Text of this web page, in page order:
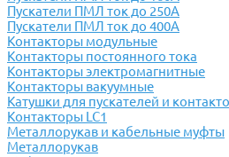
Пускатели ПМЛ ток до 250А
Пускатели ПМЛ ток до 400А
Контакторы модульные
Контакторы постоянного тока
Контакторы электромагнитные
Контакторы вакуумные
Катушки для пускателей и
Контакторы LC1
Металлорукав и кабельные муфты
Металлорукав